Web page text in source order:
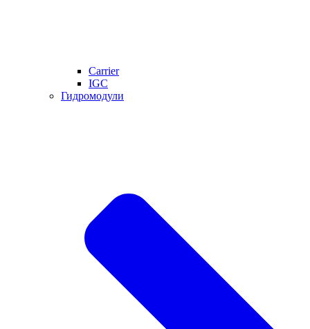
Carrier
IGC
Гидромодули